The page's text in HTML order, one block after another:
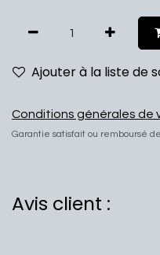
Ajouter à la liste de
Conditions générales de
Garantie satisfait ou remboursé
Avis client :